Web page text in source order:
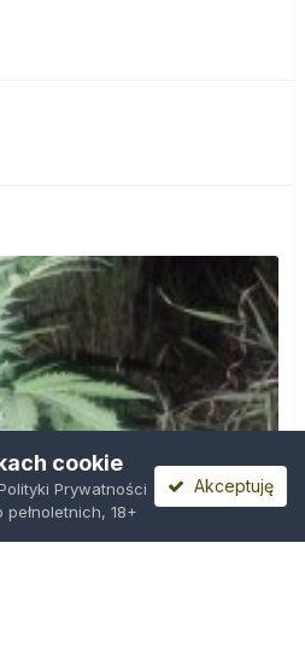
cookie
Prywatności
18+
Akceptuję